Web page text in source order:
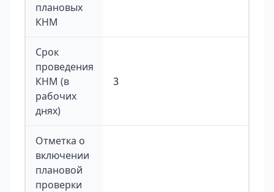
плановых
КНМ
Срок
проведения
КНМ (в
рабочих
днях)
3
Отметка о
включении
плановой
проверки